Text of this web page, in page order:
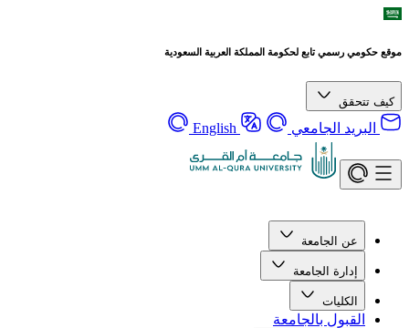
رسمي تابع لحكومة المملكة العربية السعودية
الجامعي English
عن الجامعة
إدارة الجامعة
الكليات
القبول بالجامعة